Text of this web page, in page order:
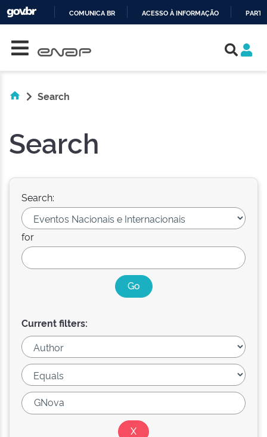
COMUNICA BR ACESSO À INFORMAÇÃO
Search
Search
Search:
for
Current filters: